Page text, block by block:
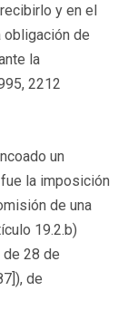
y en el
de
la
2212
un
la imposición
de una
19.2.b)
28 de
de